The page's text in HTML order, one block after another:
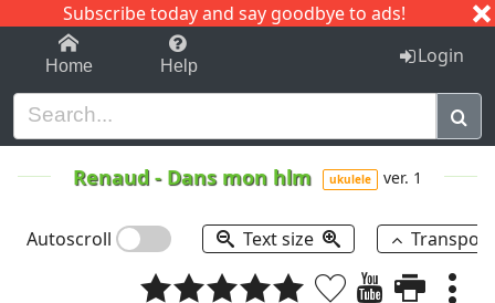
Subscribe today and say goodbye to ads!
1-9 C I J
Home Help Login
Renaud - Dans mon hlm ukulele ver. 1
Autoscroll Text size